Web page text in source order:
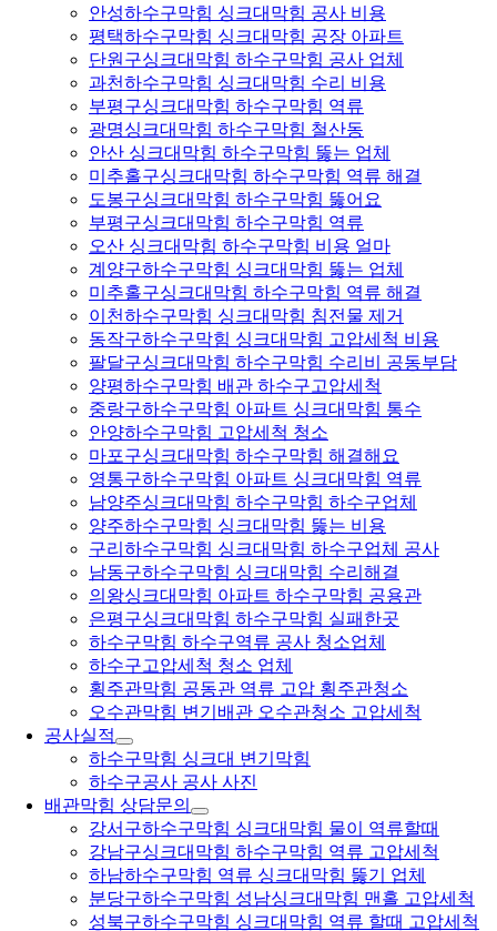
안성하수구막힘 싱크대막힘 공사 비용
평택하수구막힘 싱크대막힘 공장 아파트
단원구싱크대막힘 하수구막힘 공사 업체
과천하수구막힘 싱크대막힘 수리 비용
부평구싱크대막힘 하수구막힘 역류
광명싱크대막힘 하수구막힘 철산동
안산 싱크대막힘 하수구막힘 뚫는 업체
미추홀구싱크대막힘 하수구막힘 역류 해결
도봉구싱크대막힘 하수구막힘 뚫어요
부평구싱크대막힘 하수구막힘 역류
오산 싱크대막힘 하수구막힘 비용 얼마
계양구하수구막힘 싱크대막힘 뚫는 업체
미추홀구싱크대막힘 하수구막힘 역류 해결
이천하수구막힘 싱크대막힘 침전물 제거
동작구하수구막힘 싱크대막힘 고압세척 비용
팔달구싱크대막힘 하수구막힘 수리비 공동부담
양평하수구막힘 배관 하수구고압세척
중랑구하수구막힘 아파트 싱크대막힘 통수
안양하수구막힘 고압세척 청소
마포구싱크대막힘 하수구막힘 해결해요
영통구하수구막힘 아파트 싱크대막힘 역류
남양주싱크대막힘 하수구막힘 하수구업체
양주하수구막힘 싱크대막힘 뚫는 비용
구리하수구막힘 싱크대막힘 하수구업체 공사
남동구하수구막힘 싱크대막힘 수리해결
의왕싱크대막힘 아파트 하수구막힘 공용관
은평구싱크대막힘 하수구막힘 실패한곳
하수구막힘 하수구역류 공사 청소업체
하수구고압세척 청소 업체
횡주관막힘 공동관 역류 고압 횡주관청소
오수관막힘 변기배관 오수관청소 고압세척
공사실적
하수구막힘 싱크대 변기막힘
하수구공사 공사 사진
배관막힘 상담문의
강서구하수구막힘 싱크대막힘 물이 역류할때
강남구싱크대막힘 하수구막힘 역류 고압세척
하남하수구막힘 역류 싱크대막힘 뚫기 업체
분당구하수구막힘 성남싱크대막힘 맨홀 고압세척
성북구하수구막힘 싱크대막힘 역류 할때 고압세척